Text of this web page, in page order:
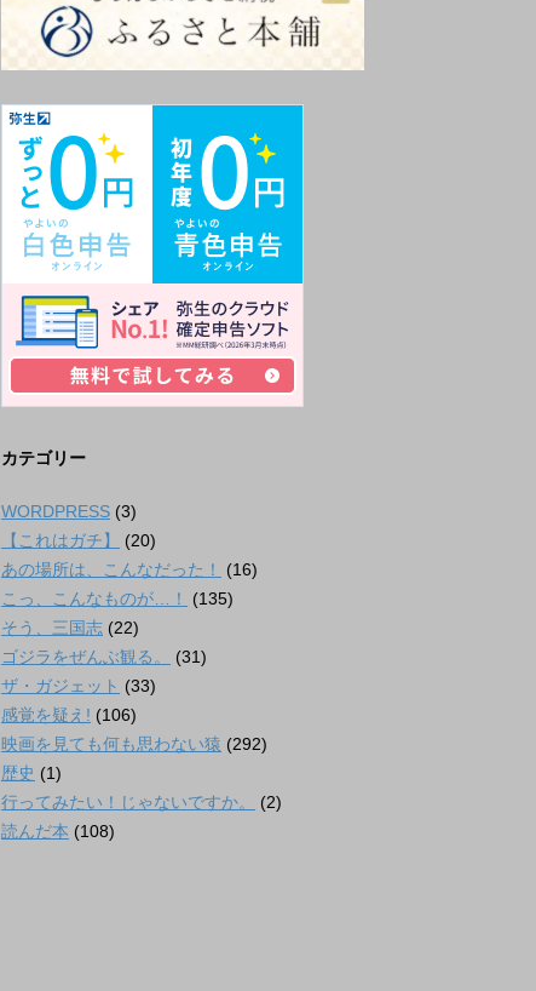
カテゴリー
WORDPRESS (3)
【これはガチ】
(20)
あの場所は、こんなだった！
(16)
こっ、こんなものが…！
(135)
そう、三国志 (22)
ゴジラをぜんぶ観る。
(31)
ザ・ガジェット (33)
感覚を疑え! (106)
映画を見ても何も思わない猿 (292)
歴史 (1)
行ってみたい！じゃないですか。
(2)
読んだ本 (108)